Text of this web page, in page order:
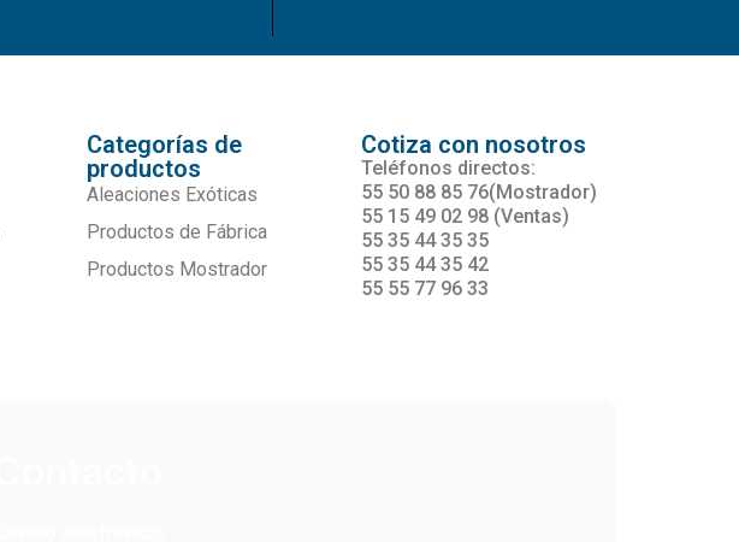
Categorías de
productos
Aleaciones Exóticas
Productos de Fábrica
Productos Mostrador
Cotiza con nosotros
Teléfonos directos:
55 50 88 85 76(Mostrador)
55 15 49 02 98 (Ventas)
55 35 44 35 35
55 35 44 35 42
55 55 77 96 33